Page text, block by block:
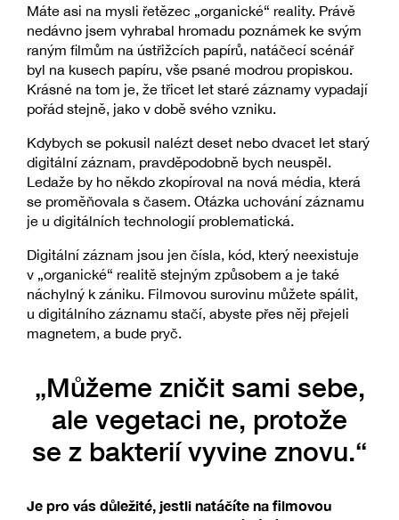
Máte asi na mysli řetězec „organické“ reality. Právě
nedávno jsem vyhrabal hromadu poznámek ke svým
raným filmům na ústřižcích papírů, natáčecí scénář
byl na kusech papíru, vše psané modrou propiskou.
Krásné na tom je, že třicet let staré záznamy vypadají
pořád stejně, jako v době svého vzniku.
Kdybych se pokusil nalézt deset nebo dvacet let starý
digitální záznam, pravděpodobně bych neuspěl.
Ledaže by ho někdo zkopíroval na nová média, která
se proměňovala s časem. Otázka uchování záznamu
je u digitálních technologií problematická.
Digitální záznam jsou jen čísla, kód, který neexistuje
v „organické“ realitě stejným způsobem a je také
náchylný k zániku. Filmovou surovinu můžete spálit,
u digitálního záznamu stačí, abyste přes něj přejeli
magnetem, a bude pryč.
„Můžeme zničit sami sebe,
ale vegetaci ne, protože
se z bakterií vyvine znovu.“
Je pro vás důležité, jestli natáčíte na filmovou